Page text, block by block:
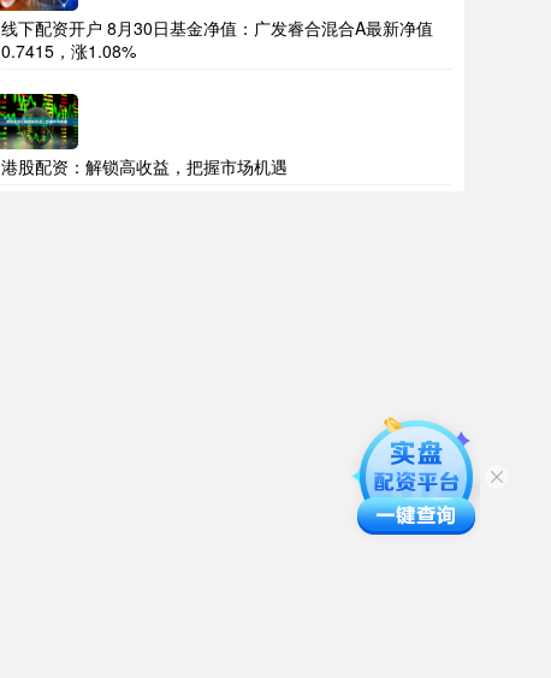
线下配资开户 8月30日基金净值：广发睿合混合A最新净值
0.7415，涨1.08%
港股配资：解锁高收益，把握市场机遇